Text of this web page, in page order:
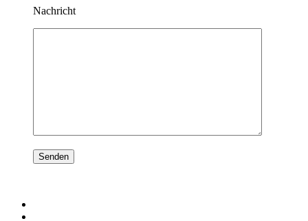
Nachricht